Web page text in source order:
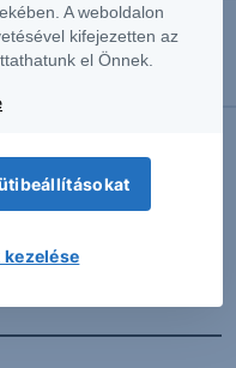
A weboldalon
kifejezetten az
el Önnek.